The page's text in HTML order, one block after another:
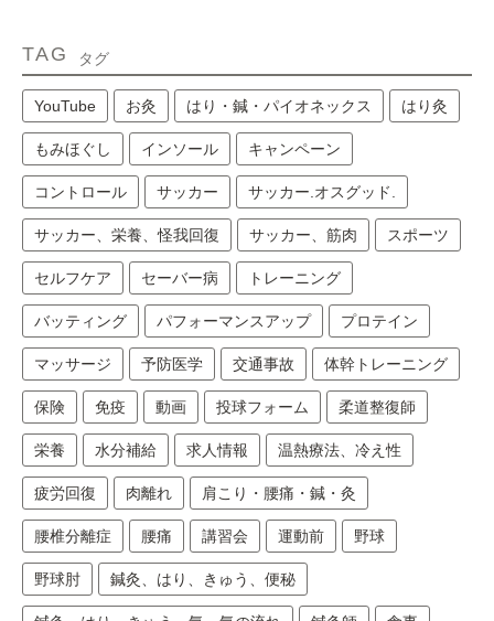
TAG タグ
YouTube お灸 はり・鍼・パイオネックス はり灸
もみほぐし インソール キャンペーン
コントロール サッカー サッカー.オスグッド.
サッカー、栄養、怪我回復 サッカー、筋肉 スポーツ
セルフケア セーバー病 トレーニング
バッティング パフォーマンスアップ プロテイン
マッサージ 予防医学 交通事故 体幹トレーニング
保険 免疫 動画 投球フォーム 柔道整復師
栄養 水分補給 求人情報 温熱療法、冷え性
疲労回復 肉離れ 肩こり・腰痛・鍼・灸
腰椎分離症 腰痛 講習会 運動前 野球
野球肘 鍼灸、はり、きゅう、便秘